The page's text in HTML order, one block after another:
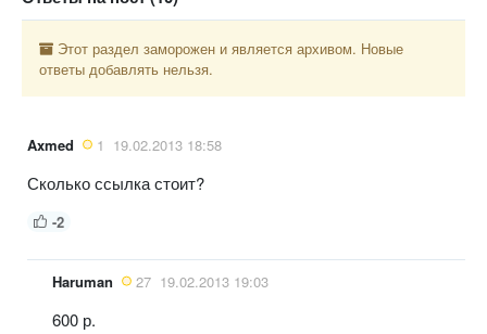
Этот раздел заморожен и является архивом. Новые
ответы добавлять нельзя.
Axmed 1 19.02.2013 18:58
Сколько ссылка стоит?
-2
Haruman 27 19.02.2013 19:03
600 р.